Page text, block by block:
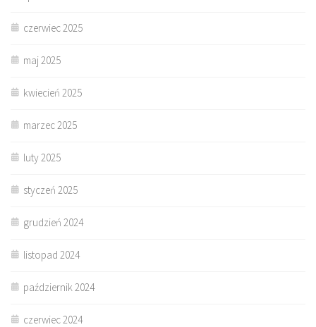
czerwiec 2025
maj 2025
kwiecień 2025
marzec 2025
luty 2025
styczeń 2025
grudzień 2024
listopad 2024
październik 2024
czerwiec 2024